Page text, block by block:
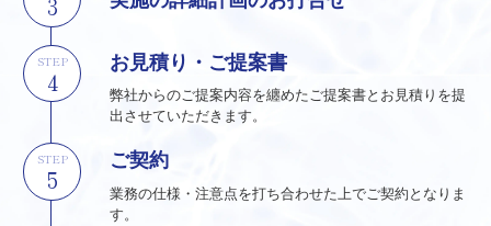
STEP お見積り・ご提案書
弊社からのご提案内容を纏めたご提案書とお見積りを提
出させていただきます。
STEP ご契約
業務の仕様・注意点を打ち合わせた上でご契約となりま
す。